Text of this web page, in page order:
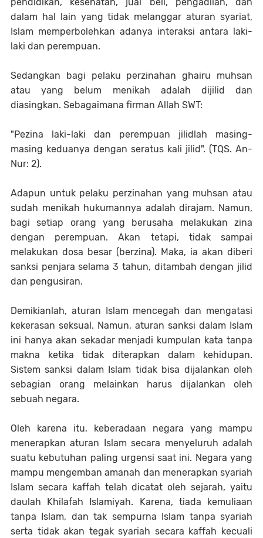
dalam hal lain yang tidak melanggar aturan syariat,
Islam memperbolehkan adanya interaksi antara laki-
laki dan perempuan.
Sedangkan bagi pelaku perzinahan ghairu muhsan
atau yang belum menikah adalah dijilid dan
diasingkan. Sebagaimana firman Allah SWT:
"Pezina laki-laki dan perempuan jilidlah masing-
masing keduanya dengan seratus kali jilid". (TQS. An-
Nur: 2).
Adapun untuk pelaku perzinahan yang muhsan atau
sudah menikah hukumannya adalah dirajam. Namun,
bagi setiap orang yang berusaha melakukan zina
dengan perempuan. Akan tetapi, tidak sampai
melakukan dosa besar (berzina). Maka, ia akan diberi
sanksi penjara selama 3 tahun, ditambah dengan jilid
dan pengusiran.
Demikianlah, aturan Islam mencegah dan mengatasi
kekerasan seksual. Namun, aturan sanksi dalam Islam
ini hanya akan sekadar menjadi kumpulan kata tanpa
makna ketika tidak diterapkan dalam kehidupan.
Sistem sanksi dalam Islam tidak bisa dijalankan oleh
sebagian orang melainkan harus dijalankan oleh
sebuah negara.
Oleh karena itu, keberadaan negara yang mampu
menerapkan aturan Islam secara menyeluruh adalah
suatu kebutuhan paling urgensi saat ini. Negara yang
mampu mengemban amanah dan menerapkan syariah
Islam secara kaffah telah dicatat oleh sejarah, yaitu
daulah Khilafah Islamiyah. Karena, tiada kemuliaan
tanpa Islam, dan tak sempurna Islam tanpa syariah
serta tidak akan tegak syariah secara kaffah kecuali